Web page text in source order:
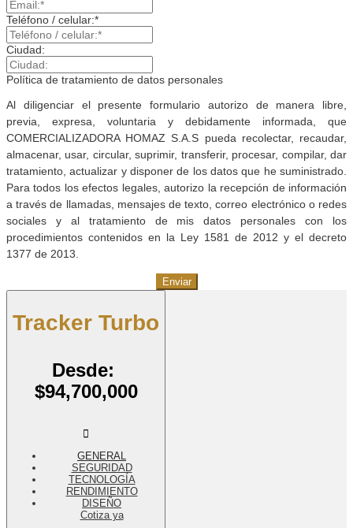
Teléfono / celular:*
Ciudad:
Política de tratamiento de datos personales
Al diligenciar el presente formulario autorizo de manera libre,
previa, expresa, voluntaria y debidamente informada, que
COMERCIALIZADORA HOMAZ S.A.S pueda recolectar, recaudar,
almacenar, usar, circular, suprimir, transferir, procesar, compilar, dar
tratamiento, actualizar y disponer de los datos que he suministrado.
Para todos los efectos legales, autorizo la recepción de información
a través de llamadas, mensajes de texto, correo electrónico o redes
sociales y al tratamiento de mis datos personales con los
procedimientos contenidos en la Ley 1581 de 2012 y el decreto
1377 de 2013.
Enviar
Tracker Turbo
Desde:
$94,700,000
GENERAL
SEGURIDAD
TECNOLOGÍA
RENDIMIENTO
DISEÑO
Cotiza ya